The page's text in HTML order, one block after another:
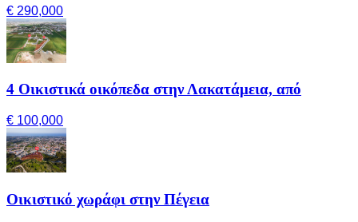
€ 290,000
4 Οικιστικά οικόπεδα στην Λακατάμεια, από
€ 100,000
Οικιστικό χωράφι στην Πέγεια